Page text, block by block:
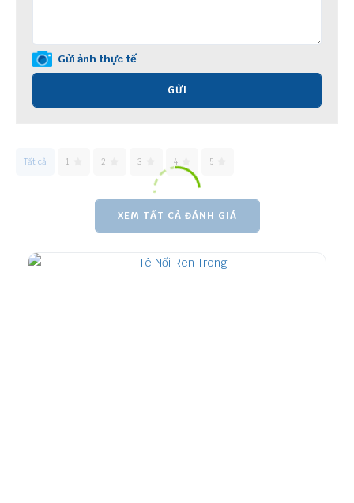
Gửi ảnh thực tế
GỬI
Tất cả 1 2 3 4 5
XEM TẤT CẢ ĐÁNH GIÁ